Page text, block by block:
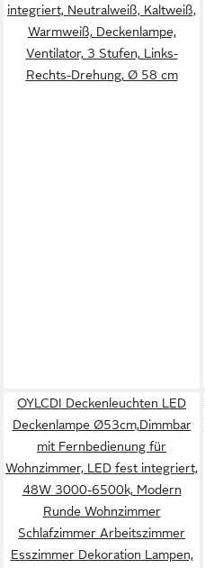
integriert, Neutralweiß, Kaltweiß,
Warmweiß, Deckenlampe,
Ventilator, 3 Stufen, Links-
Rechts-Drehung, Ø 58 cm
OYLCDI Deckenleuchten LED
Deckenlampe Ø53cm,Dimmbar
mit Fernbedienung für
Wohnzimmer, LED fest integriert,
48W 3000-6500k, Modern
Runde Wohnzimmer
Schlafzimmer Arbeitszimmer
Esszimmer Dekoration Lampen,